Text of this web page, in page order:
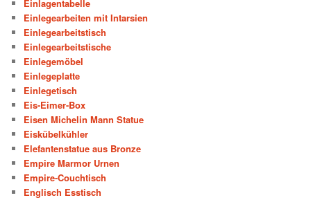
Einlagentabelle
Einlegearbeiten mit Intarsien
Einlegearbeitstisch
Einlegearbeitstische
Einlegemöbel
Einlegeplatte
Einlegetisch
Eis-Eimer-Box
Eisen Michelin Mann Statue
Eiskübelkühler
Elefantenstatue aus Bronze
Empire Marmor Urnen
Empire-Couchtisch
Englisch Esstisch